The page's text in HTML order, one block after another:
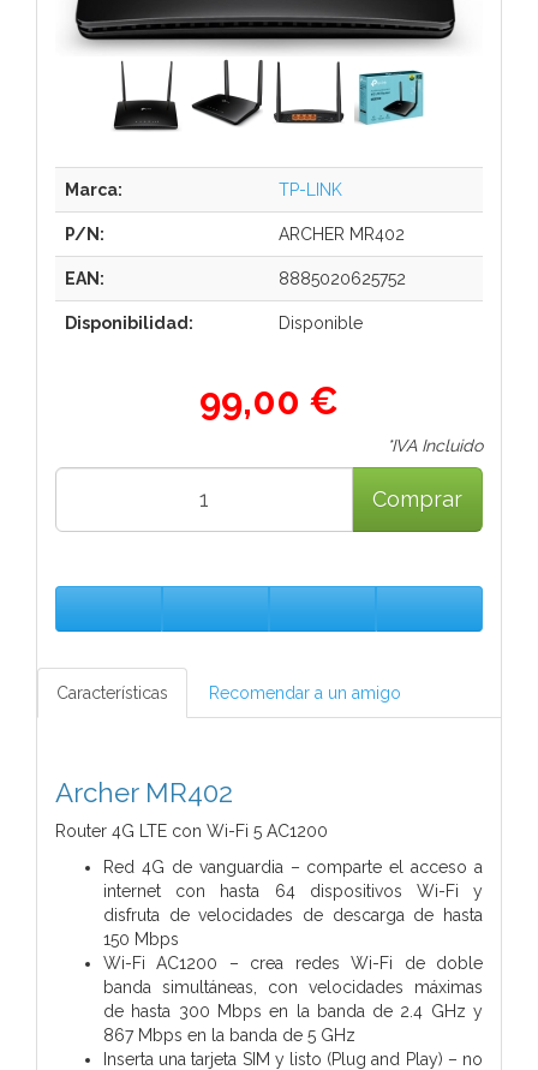
Marca: TP-LINK
P/N: ARCHER MR402
EAN: 8885020625752
Disponibilidad: Disponible
99,00 €
*IVA Incluido
Comprar
Características Recomendar a un amigo
Archer MR402
Router 4G LTE con Wi-Fi 5 AC1200
Red 4G de vanguardia – comparte el acceso a
internet con hasta 64 dispositivos Wi-Fi y
disfruta de velocidades de descarga de hasta
150 Mbps
Wi-Fi AC1200 – crea redes Wi-Fi de doble
banda simultáneas, con velocidades máximas
de hasta 300 Mbps en la banda de 2.4 GHz y
867 Mbps en la banda de 5 GHz
Inserta una tarjeta SIM y listo (Plug and Play) – no